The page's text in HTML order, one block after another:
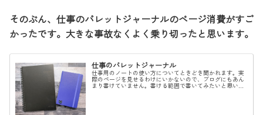
そのぶん、仕事のバレットジャーナルのページ消費がすご
かったです。大きな事故なくよく乗り切ったと思います。
仕事のバレットジャーナル
仕事用のノートの使い方についてときどき聞かれます。実
際のページを見せるわけにいかないので、ブログにもあん
まり書けていません。書ける範囲で書いてみたいと思いま